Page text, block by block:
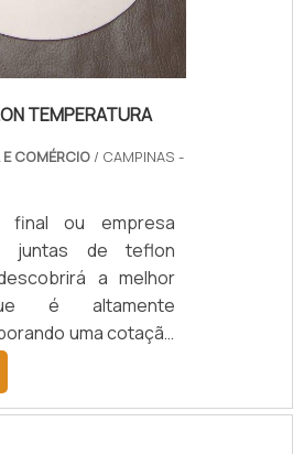
TEMPERATURA
E COMÉRCIO / CAMPINAS -
ou empresa
juntas de teflon
a melhor
é altamente
uma cotação
plataforma e
referência do
é o lugar certo!